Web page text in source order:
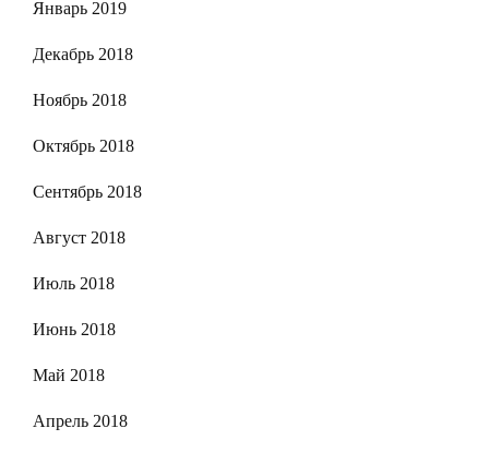
Январь 2019
Декабрь 2018
Ноябрь 2018
Октябрь 2018
Сентябрь 2018
Август 2018
Июль 2018
Июнь 2018
Май 2018
Апрель 2018